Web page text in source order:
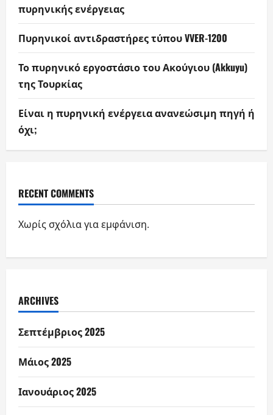
πυρηνικής ενέργειας
Πυρηνικοί αντιδραστήρες τύπου VVER-1200
Το πυρηνικό εργοστάσιο του Ακούγιου (Akkuyu)
της Τουρκίας
Είναι η πυρηνική ενέργεια ανανεώσιμη πηγή ή
όχι;
RECENT COMMENTS
Χωρίς σχόλια για εμφάνιση.
ARCHIVES
Σεπτέμβριος 2025
Μάιος 2025
Ιανουάριος 2025